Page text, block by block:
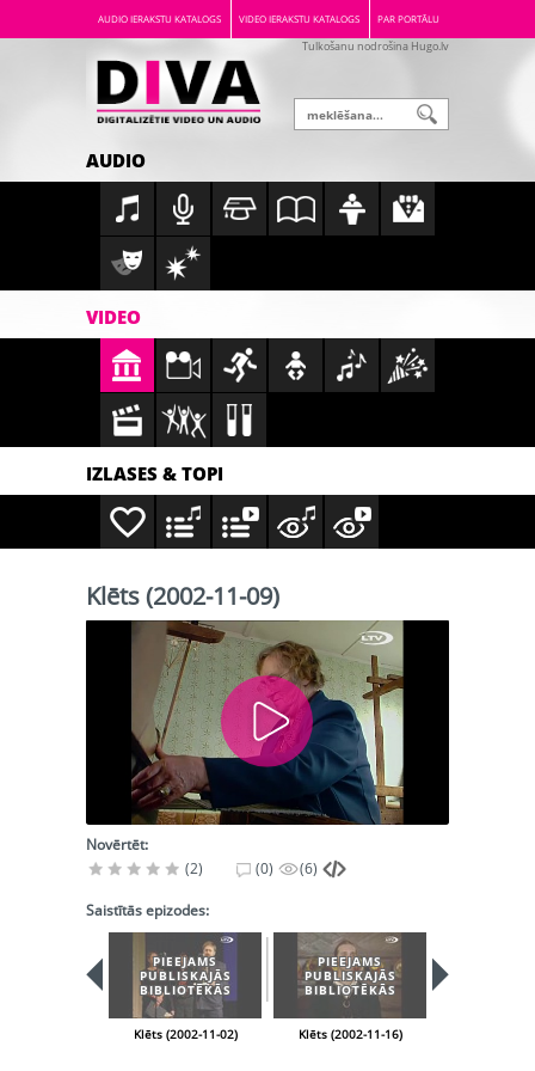
AUDIO IERAKSTU KATALOGS VIDEO IERAKSTU KATALOGS PAR PORTĀLU
Tulkošanu nodrošina Hugo.lv
AUDIO
VIDEO
IZLASES & TOPI
Klēts (2002-11-09)
Novērtēt:
(2)
(0) (6)
Saistītās epizodes:
PIEEJAMS
PUBLISKAJĀS
BIBLIOTĒKĀS
Klēts (2002-11-02)
PIEEJAMS
PUBLISKAJĀS
BIBLIOTĒKĀS
Klēts (2002-11-16)